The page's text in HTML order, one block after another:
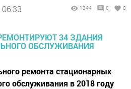
1344 0 0
ремонта стационарных
обслуживания в 2018 году